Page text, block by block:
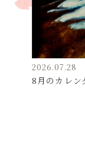
2026.07.28
8月のカレン